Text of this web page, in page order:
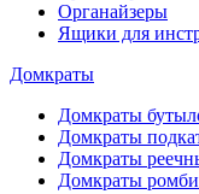
Органайзеры
Ящики для
Домкраты
Домкраты
Домкраты
Домкраты
Домкраты